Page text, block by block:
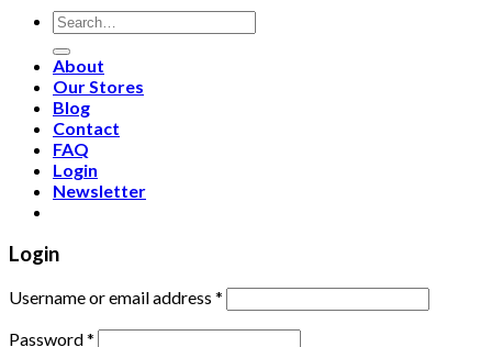
About
Our Stores
Blog
Contact
FAQ
Login
Newsletter
Login
Username or email address *
Password*